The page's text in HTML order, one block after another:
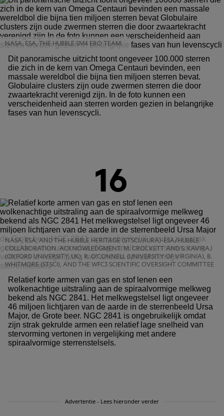
NASA, ESA, THE HUBBLE SM4 ERO TEAM
Dit panoramische uitzicht toont ongeveer 100.000 sterren
die zich in de kern van Omega Centauri bevinden, een
massale wereldbol die bijna tien miljoen sterren bevat.
Globulaire clusters zijn oude zwermen sterren die door
zwaartekracht verenigd zijn. In de foto kunnen een
verscheidenheid aan sterren worden gezien in belangrijke
fases van hun levenscycli.
16
NASA, ESA, AND THE HUBBLE HERITAGE (STSCI/AURA)-ESA/HUBBLE
COLLABORATION. ACKNOWLEDGMENT: M. CROCKETT AND S. KAVIRAJ
(OXFORD UNIVERSITY, UK), R. O'CONNELL (UNIVERSITY OF VIRGINIA), B.
WHITMORE (STSCI), AND THE WFC3 SCIENTIFIC OVERSIGHT COMMITTEE
Relatief korte armen van gas en stof lenen een
wolkenachtige uitstraling aan de spiraalvormige melkweg
bekend als NGC 2841. Het melkwegstelsel ligt ongeveer
46 miljoen lichtjaren van de aarde in de sterrenbeeld Ursa
Major, de Grote beer. NGC 2841 is ongebruikelijk omdat
zijn strak gekrulde armen een relatief lage snelheid van
stervorming vertonen in vergelijking met andere
spiraalvormige sterrenstelsels.
Advertentie - Lees hieronder verder